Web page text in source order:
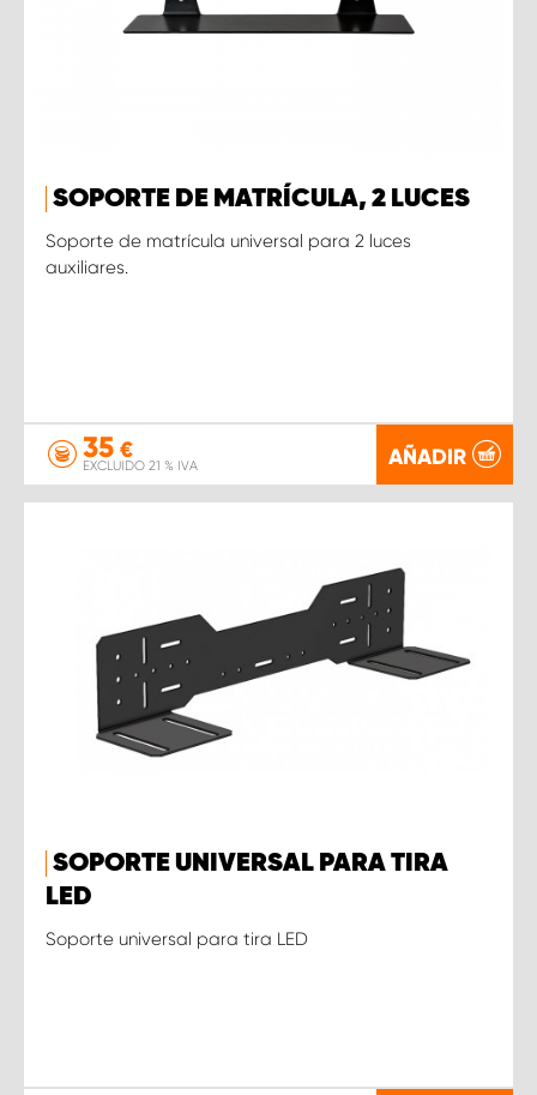
SOPORTE DE MATRÍCULA, 2 LUCES
Soporte de matrícula universal para 2 luces
auxiliares.
35 €
EXCLUIDO 21 % IVA AÑADIR
SOPORTE UNIVERSAL PARA TIRA
LED
Soporte universal para tira LED